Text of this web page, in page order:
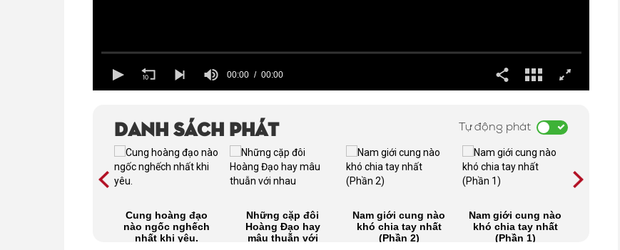
00:00 00:00
Danh sách phát Tự động phát
Cung hoàng đạo
nào ngốc nghếch
nhất khi yêu.
Những cặp đôi
Hoàng Đạo hay
mâu thuẫn với
Nam giới cung nào
khó chia tay nhất
(Phần 2)
Nam giới cung nào
khó chia tay nhất
(Phần 1)